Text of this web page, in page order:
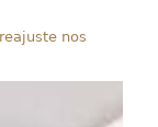
nos